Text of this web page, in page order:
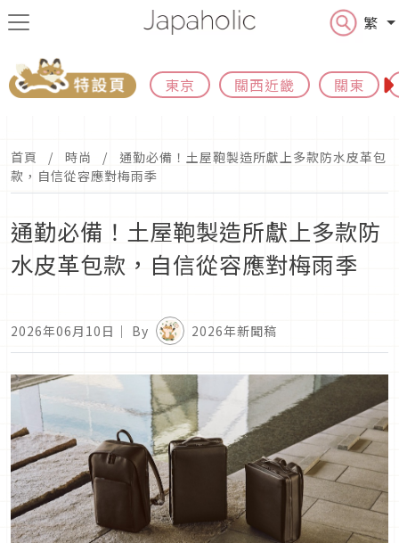
繁
東京 關西近畿 關東
首頁 時尚
通勤必備！土屋鞄製造所獻上多款防水皮革包
款，自信從容應對梅雨季
通勤必備！土屋鞄製造所獻上多款防
水皮革包款，自信從容應對梅雨季
2026年06月10日 ｜ By 2026年新聞稿